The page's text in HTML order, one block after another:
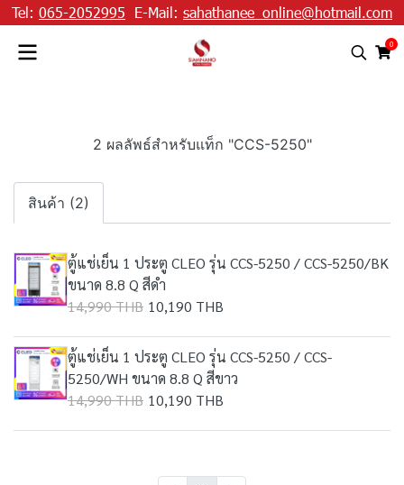
Tel: 065-2052995 E-Mail: sahathanee_online@hotmail.com
0
2 ผลลัพธ์สำหรับแท็ก "CCS-5250"
สินค้า (2)
ตู้แช่เย็น 1 ประตู CLEO รุ่น CCS-5250 / CCS-5250/BK
ขนาด 8.8 Q สีดำ
14,990 THB 10,190 THB
ตู้แช่เย็น 1 ประตู CLEO รุ่น CCS-5250 / CCS-
5250/WH ขนาด 8.8 Q สีขาว
14,990 THB 10,190 THB